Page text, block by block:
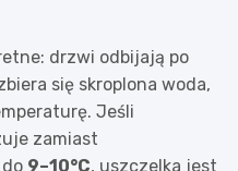
drzwi odbijają po
się skroplona woda,
Jeśli
zamiast
9–10°C, uszczelka jest